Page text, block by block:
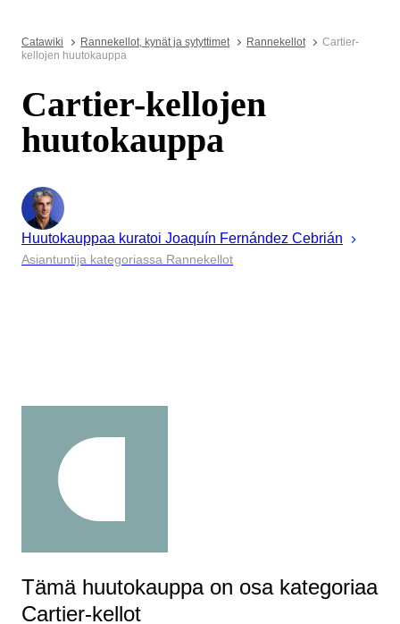
Catawiki Rannekellot, kynät ja sytyttimet Rannekellot
Cartier-
kellojen huutokauppa
Cartier-kellojen
huutokauppa
Huutokauppaa kuratoi Joaquín Fernández Cebrián
Asiantuntija kategoriassa Rannekellot
Tämä huutokauppa on osa kategoriaa
Cartier-kellot